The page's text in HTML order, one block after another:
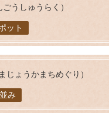
ごうしゅうらく）
ット
じょうかまちめぐり）
み